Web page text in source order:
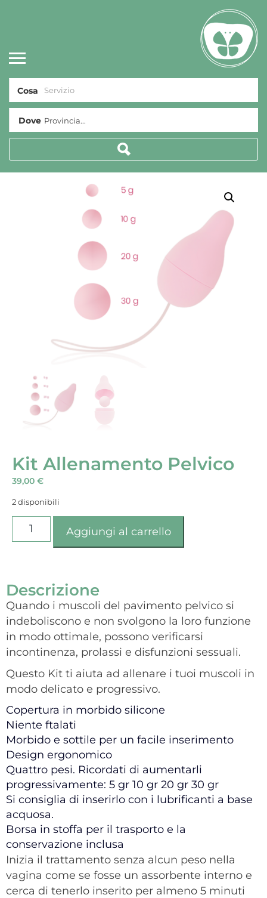
Cosa
Dove Provincia...
Kit Allenamento Pelvico
39,00 €
2 disponibili
Aggiungi al carrello
Descrizione
Quando i muscoli del pavimento pelvico si
indeboliscono e non svolgono la loro funzione
in modo ottimale, possono verificarsi
incontinenza, prolassi e disfunzioni sessuali.
Questo Kit ti aiuta ad allenare i tuoi muscoli in
modo delicato e progressivo.
Copertura in morbido silicone
Niente ftalati
Morbido e sottile per un facile inserimento
Design ergonomico
Quattro pesi. Ricordati di aumentarli
progressivamente: 5 gr 10 gr 20 gr 30 gr
Si consiglia di inserirlo con i lubrificanti a base
acquosa.
Borsa in stoffa per il trasporto e la
conservazione inclusa
Inizia il trattamento senza alcun peso nella
vagina come se fosse un assorbente interno e
cerca di tenerlo inserito per almeno 5 minuti